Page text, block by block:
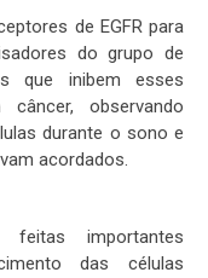
de EGFR para
do grupo de
que inibem esses
observando
durante o sono e
acordados.
importantes
das células